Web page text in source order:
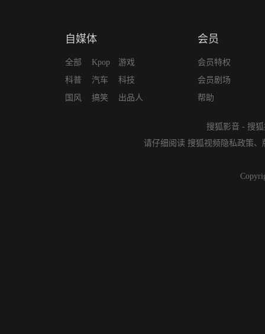
自媒体
全部
科普
国风
Kpop
汽车
搞笑
游戏
科技
出品人
会员
会员特权
会员剧场
帮助
搜狐影音 - 搜
请仔细阅读 搜狐视频隐私政策、